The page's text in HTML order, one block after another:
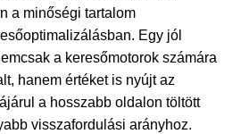
a minőségi tartalom
Egy jól
a keresőmotorok számára
hanem értéket is nyújt az
a hosszabb oldalon töltött
visszafordulási arányhoz.